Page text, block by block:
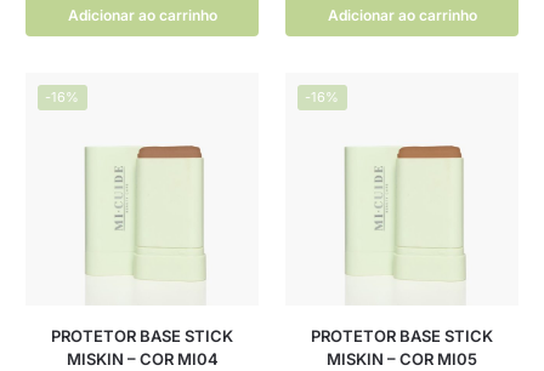
Adicionar ao carrinho Adicionar ao carrinho
-16%
PROTETOR BASE STICK
MISKIN – COR MI04
-16%
PROTETOR BASE STICK
MISKIN – COR MI05